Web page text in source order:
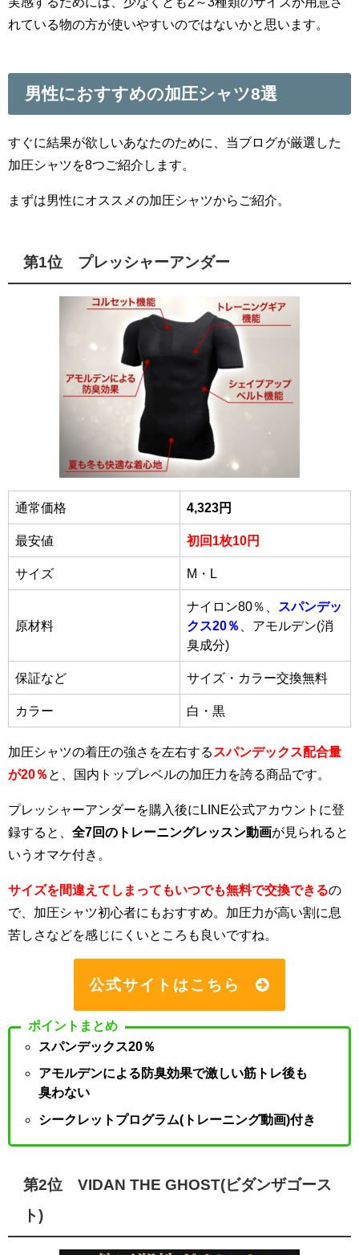
れている物の方が使いやすいのではないかと思います。
男性におすすめの加圧シャツ8選
すぐに結果が欲しいあなたのために、当ブログが厳選した
加圧シャツを8つご紹介します。
まずは男性にオススメの加圧シャツからご紹介。
第1位 プレッシャーアンダー
通常価格 4,323円
最安値 初回1枚10円
サイズ M・L
原材料
ナイロン80％、
スパンデッ
クス20％
、アモルデン(消
臭成分)
保証など サイズ・カラー交換無料
カラー 白・黒
加圧シャツの着圧の強さを左右する スパンデックス配合量
が20％ と、国内トップレベルの加圧力を誇る商品です。
プレッシャーアンダーを購入後にLINE公式アカウントに登
録すると、 全7回のトレーニングレッスン動画が見られると
いうオマケ付き。
サイズを間違えてしまってもいつでも無料で交換できるの
で、加圧シャツ初心者にもおすすめ。加圧力が高い割に息
苦しさなどを感じにくいところも良いですね。
公式サイトはこちら
ポイントまとめ
スパンデックス20％
アモルデンによる防臭効果で激しい筋トレ後も
臭わない
シークレットプログラム(トレーニング動画)付き
第2位 VIDAN THE GHOST(ビダンザゴース
ト)